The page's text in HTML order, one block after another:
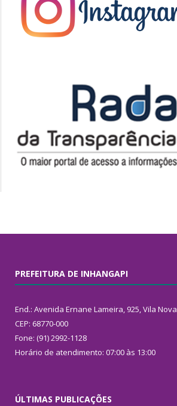
PREFEITURA DE INHANGAPI
End.: Avenida Ernane Lameira, 925, Vila Nova
CEP: 68770-000
Fone: (91) 2992-1128
Horário de atendimento: 07:00 às 13:00
ÚLTIMAS PUBLICAÇÕES